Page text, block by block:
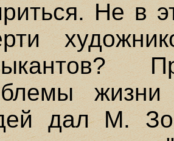
Не в
жизни
дал М.